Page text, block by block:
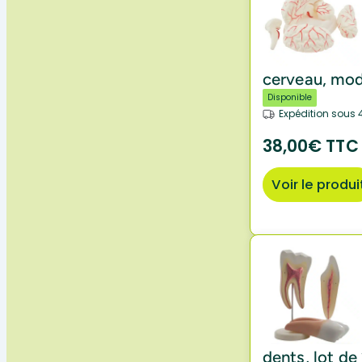
cerveau,
Disponible
Expédition sous
38,00€ TTC
Voir le
dents, lot de